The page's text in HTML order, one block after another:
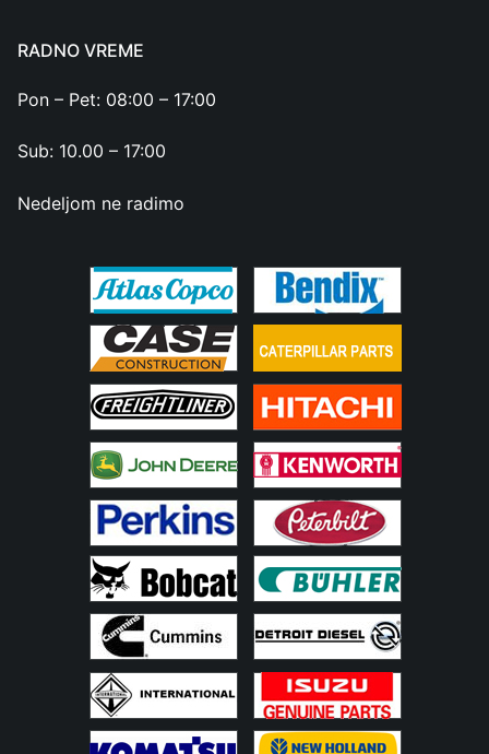
RADNO VREME
Pon – Pet: 08:00 – 17:00
Sub: 10.00 – 17:00
Nedeljom ne radimo